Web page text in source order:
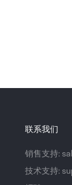
联系我们
销售支持:
技术支持: